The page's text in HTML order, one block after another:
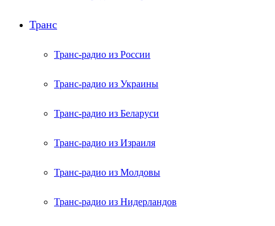
Транс
Транс-радио из России
Транс-радио из Украины
Транс-радио из Беларуси
Транс-радио из Израиля
Транс-радио из Молдовы
Транс-радио из Нидерландов